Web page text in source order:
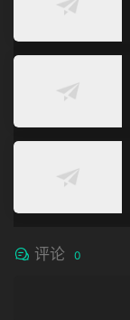
评论 0